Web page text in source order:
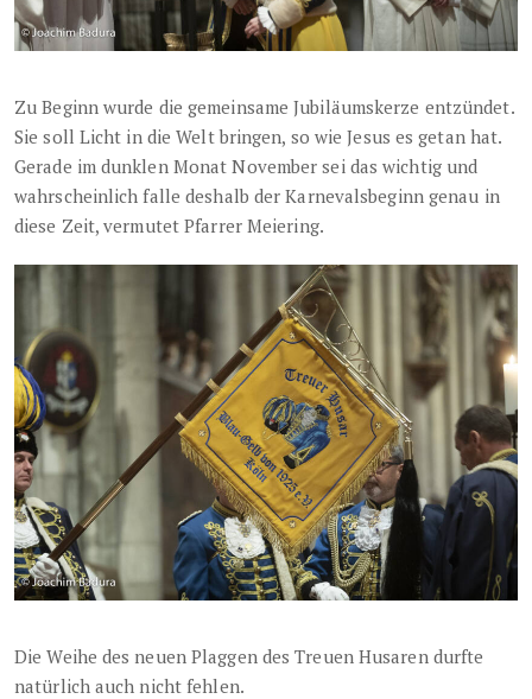
Zu Beginn wurde die gemeinsame Jubiläumskerze entzündet.
Sie soll Licht in die Welt bringen, so wie Jesus es getan hat.
Gerade im dunklen Monat November sei das wichtig und
wahrscheinlich falle deshalb der Karnevalsbeginn genau in
diese Zeit, vermutet Pfarrer Meiering.
Die Weihe des neuen Plaggen des Treuen Husaren durfte
natürlich auch nicht fehlen.